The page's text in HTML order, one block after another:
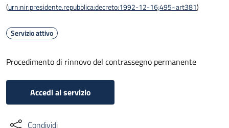
(urn:nir:presidente.repubblica:decreto:1992-12-16;495~art381)
Servizio attivo
Procedimento di rinnovo del contrassegno permanente
Accedi al servizio
Condividi